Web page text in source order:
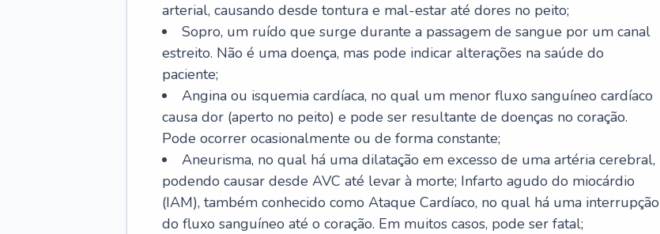
arterial, causando desde tontura e mal-estar até dores no peito;
Sopro, um ruído que surge durante a passagem de sangue por um canal
estreito. Não é uma doença, mas pode indicar alterações na saúde do
paciente;
Angina ou isquemia cardíaca, no qual um menor fluxo sanguíneo cardíaco
causa dor (aperto no peito) e pode ser resultante de doenças no coração.
Pode ocorrer ocasionalmente ou de forma constante;
Aneurisma, no qual há uma dilatação em excesso de uma artéria cerebral,
podendo causar desde AVC até levar à morte; Infarto agudo do miocárdio
(IAM), também conhecido como Ataque Cardíaco, no qual há uma interrupção
do fluxo sanguíneo até o coração. Em muitos casos, pode ser fatal;